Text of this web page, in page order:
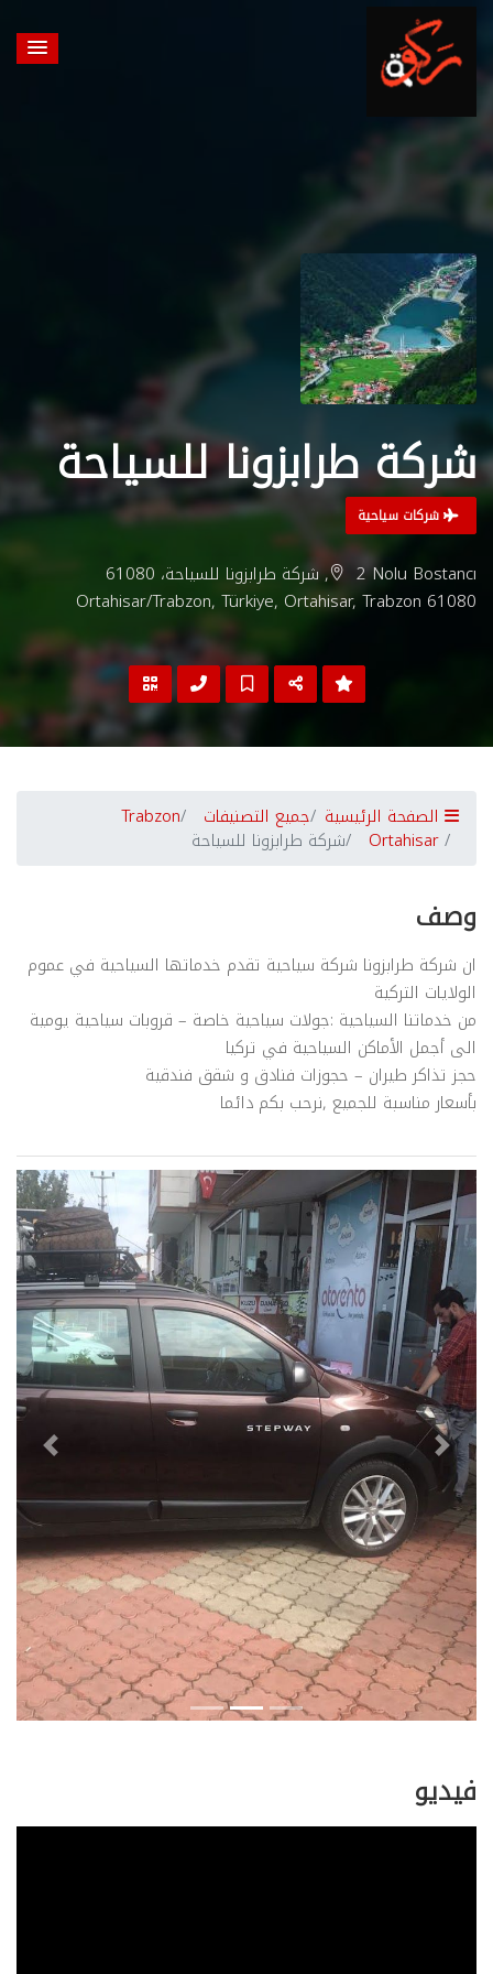
شركة طرابزونا للسياحة
شركات سياحية
2 Nolu Bostancı, شركة طرابزونا للسياحة، 61080
Ortahisar/Trabzon, Türkiye, Ortahisar, Trabzon 61080
الصفحة الرئيسية جميع التصنيفات Trabzon
Ortahisar شركة طرابزونا للسياحة
وصف
ان شركة طرابزونا شركة سياحية تقدم خدماتها السياحية في عموم
الولايات التركية
من خدماتنا السياحية :جولات سياحية خاصة – قروبات سياحية يومية
الى أجمل الأماكن السياحية في تركيا
حجز تذاكر طيران – حجوزات فنادق و شقق فندقية
بأسعار مناسبة للجميع ,نرحب بكم دائما
Next
فيديو